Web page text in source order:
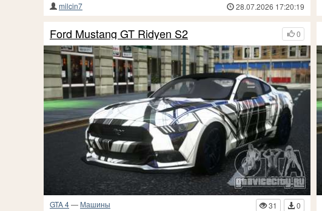
milcin7
28.07.2026 17:20:19
0
Ford Mustang GT Ridyen S2
GTA 4— Машины 31
0